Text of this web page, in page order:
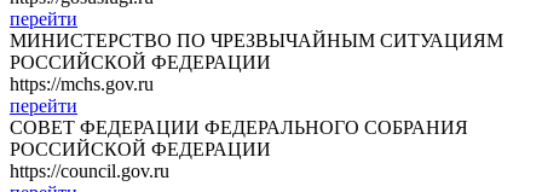
перейти
МИНИСТЕРСТВО ПО ЧРЕЗВЫЧАЙНЫМ СИТУАЦИЯМ
РОССИЙСКОЙ ФЕДЕРАЦИИ
https://mchs.gov.ru
перейти
СОВЕТ ФЕДЕРАЦИИ ФЕДЕРАЛЬНОГО СОБРАНИЯ
РОССИЙСКОЙ ФЕДЕРАЦИИ
https://council.gov.ru